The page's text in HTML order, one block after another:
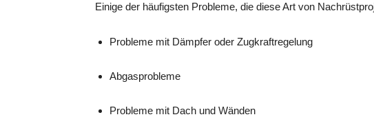
Einige der häufigsten Probleme, die diese Art von
Probleme mit Dämpfer oder Zugkraftregelung
Abgasprobleme
Probleme mit Dach und Wänden